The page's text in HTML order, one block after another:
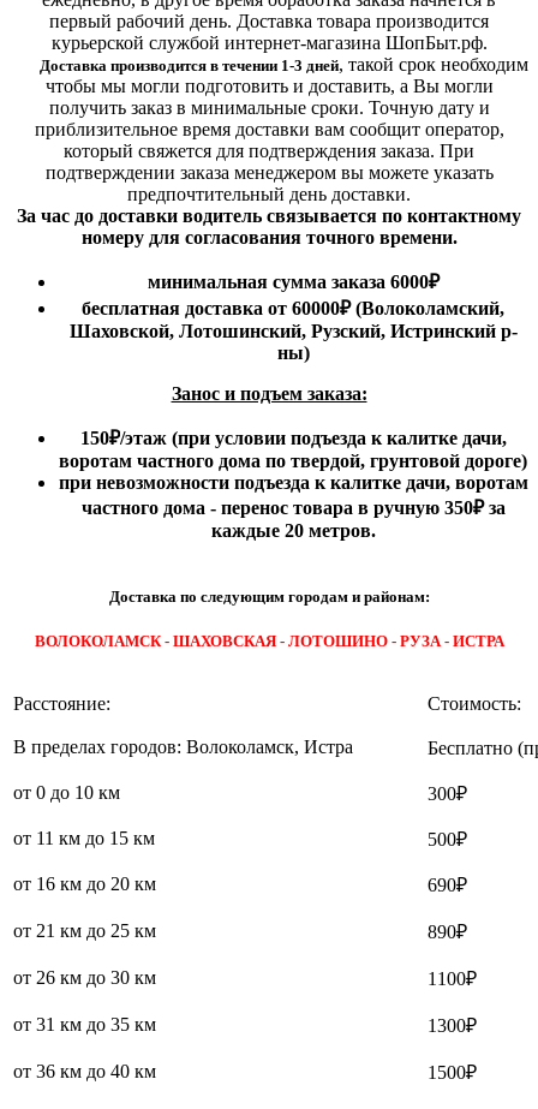
первый рабочий день. Доставка товара производится
курьерской службой интернет-магазина ШопБыт.рф.
Доставка производится в течении 1-3 дней, такой срок необходим
чтобы мы могли подготовить и доставить, а Вы могли
получить заказ в минимальные сроки. Точную дату и
приблизительное время доставки вам сообщит оператор,
который свяжется для подтверждения заказа. При
подтверждении заказа менеджером вы можете указать
предпочтительный день доставки.
За час до доставки водитель связывается по контактному
номеру для согласования точного времени.
минимальная сумма заказа 6000₽
бесплатная доставка от 60000₽ (Волоколамский,
Шаховской, Лотошинский, Рузский, Истринский р-
ны)
Занос и подъем заказа:
150₽/этаж(при условии подъезда к калитке дачи,
воротам частного дома по твердой, грунтовой дороге)
при невозможности подъезда к калитке дачи, воротам
частного дома - перенос товара в ручную 350₽ за
каждые 20 метров.
Доставка по следующим городам и районам:
ВОЛОКОЛАМСК - ШАХОВСКАЯ - ЛОТОШИНО - РУЗА - ИСТРА
Расстояние: Стоимость:
В пределах городов: Волоколамск, Истра Бесплатно
от 0 до 10 км 300₽
от 11 км до 15 км 500₽
от 16 км до 20 км 690₽
от 21 км до 25 км 890₽
от 26 км до 30 км 1100₽
от 31 км до 35 км 1300₽
от 36 км до 40 км 1500₽